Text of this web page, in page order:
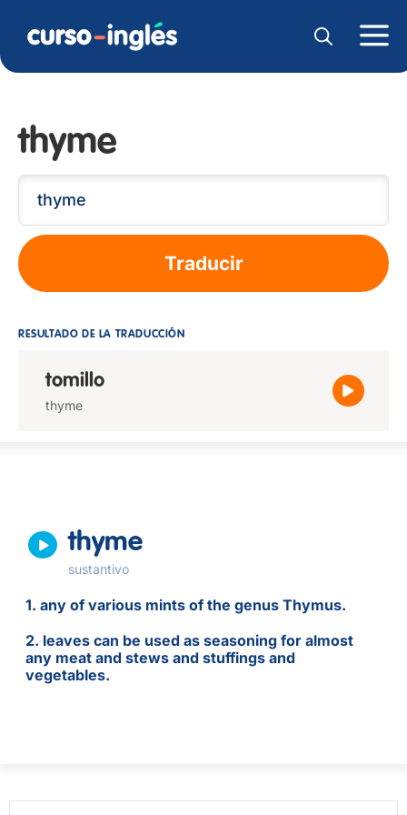
thyme
Traducir
RESULTADO DE LA TRADUCCIÓN
tomillo
thyme
thyme
sustantivo
1. any of various mints of the genus Thymus.
2. leaves can be used as seasoning for almost
any meat and stews and stuffings and
vegetables.